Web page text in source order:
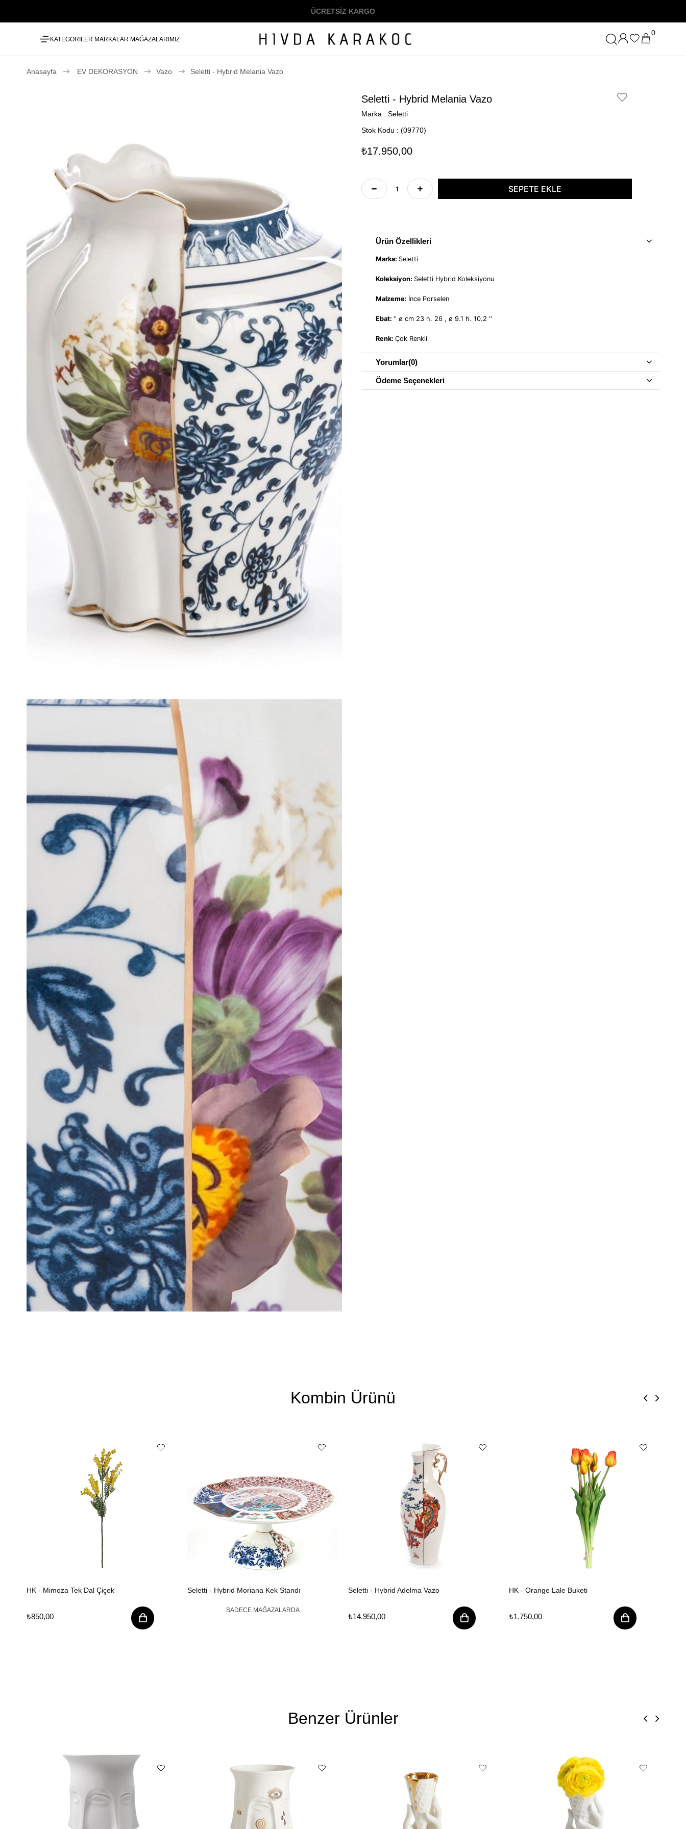
ÜCRETSİZ KARGO
KATEGORİLER MARKALAR MAĞAZALARIMIZ
0
Anasayfa EV DEKORASYON Vazo Seletti - Hybrid Melania Vazo
Seletti - Hybrid Melania Vazo
Marka : Seletti
Stok Kodu
(09770)
₺17.950,00
Ürün Özellikleri
Marka: Seletti
Koleksiyon: Seletti Hybrid Koleksiyonu
Malzeme: İnce Porselen
Ebat: '' ø cm 23 h. 26 , ø 9.1 h. 10.2 ''
Renk: Çok Renkli
Yorumlar(0)
Ödeme Seçenekleri
Kombin Ürünü
HK - Mimoza Tek Dal Çiçek
₺850,00
Seletti - Hybrid Moriana Kek Standı
SADECE MAĞAZALARDA
Seletti - Hybrid Adelma Vazo
₺14.950,00
HK - Orange Lale Buketi
₺1.750,00
Benzer Ürünler